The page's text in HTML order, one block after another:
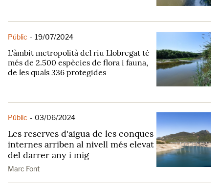
Públic - 19/07/2024
L'àmbit metropolità del riu Llobregat té
més de 2.500 espècies de flora i fauna,
de les quals 336 protegides
Públic - 03/06/2024
Les reserves d'aigua de les conques
internes arriben al nivell més elevat
del darrer any i mig
Marc Font